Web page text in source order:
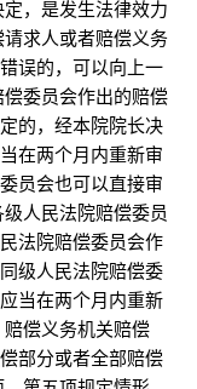
，是发生法律效力
人或者赔偿义务
误的，可以向上一
委员会作出的赔偿
的，经本院院长决
在两个月内重新审
员会也可以直接审
人民法院赔偿委员
法院赔偿委员会作
级人民法院赔偿委
当在两个月内重新
偿义务机关赔偿
部分或者全部赔偿